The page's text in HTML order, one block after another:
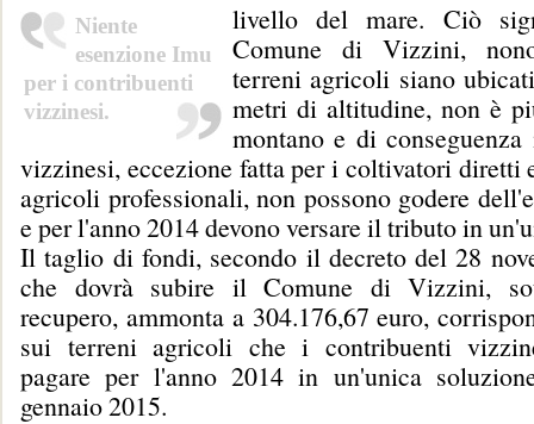
Niente
esenzione Imu
per i contribuenti
vizzinesi.
livello del mare. Ciò
Comune di Vizzini,
terreni agricoli siano
metri di altitudine, non è
montano e di
vizzinesi, eccezione fatta per i coltivatori diretti
agricoli professionali, non possono godere
e per l'anno 2014 devono versare il tributo in
Il taglio di fondi, secondo il decreto del 28
che dovrà subire il Comune di Vizzini,
recupero, ammonta a 304.176,67 euro,
sui terreni agricoli che i contribuenti
pagare per l'anno 2014 in un'unica
gennaio 2015.